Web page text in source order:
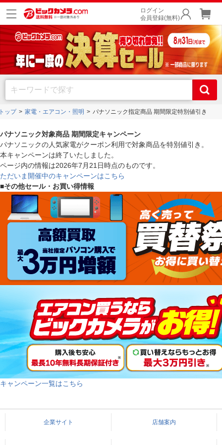
ログイン
会員登録(無料)
ップ 家電・エアコン・照明 パナソニック指定商品 期間限定特別値引き
パナソニック対象商品 期間限定キャンペーン
パナソニックの人気家電がクーポン利用で対象商品を特別値引き。
本キャンペーンは終了いたしました。
ページ内の情報は2026年7月21日時点のものです。
ただいま開催中のキャンペーンはこちら
■その他セール・お買い得情報
キャンペーン一覧はこちら
企業サイト 店舗案内